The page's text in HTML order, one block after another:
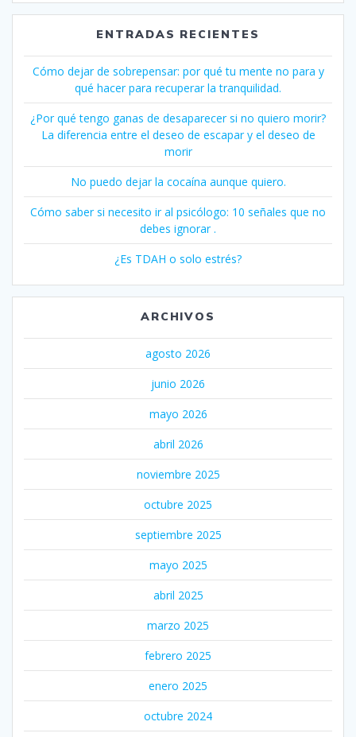
ENTRADAS RECIENTES
Cómo dejar de sobrepensar: por qué tu mente no para y
qué hacer para recuperar la tranquilidad.
¿Por qué tengo ganas de desaparecer si no quiero morir?
La diferencia entre el deseo de escapar y el deseo de
morir
No puedo dejar la cocaína aunque quiero.
Cómo saber si necesito ir al psicólogo: 10 señales que no
debes ignorar .
¿Es TDAH o solo estrés?
ARCHIVOS
agosto 2026
junio 2026
mayo 2026
abril 2026
noviembre 2025
octubre 2025
septiembre 2025
mayo 2025
abril 2025
marzo 2025
febrero 2025
enero 2025
octubre 2024